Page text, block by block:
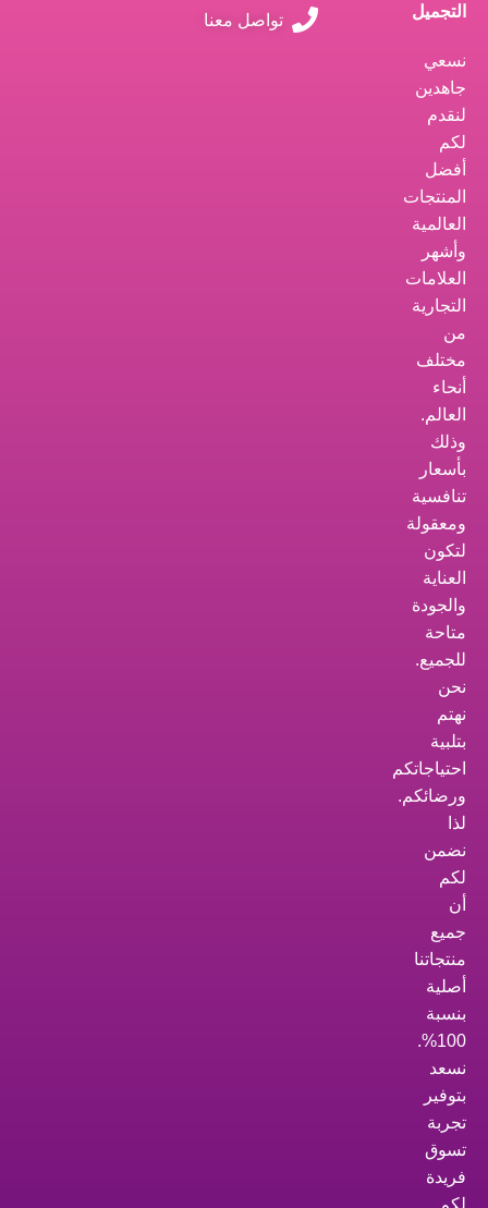
التجميل
نسعي
جاهدين
لنقدم
لكم
أفضل
المنتجات
العالمية
وأشهر
العلامات
التجارية
من
مختلف
أنحاء
العالم.
وذلك
بأسعار
تنافسية
ومعقولة
لتكون
العناية
والجودة
متاحة
للجميع.
نحن
نهتم
بتلبية
احتياجاتكم
ورضائكم.
لذا
نضمن
لكم
أن
جميع
منتجاتنا
أصلية
بنسبة
100%.
نسعد
بتوفير
تجربة
تسوق
فريدة
لكم.
تواصل معنا